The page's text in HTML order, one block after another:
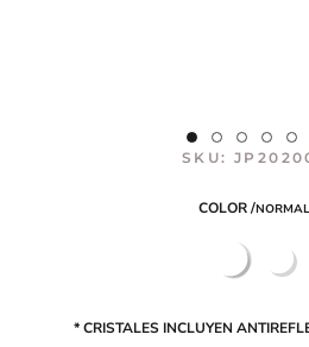
SKU:
COLOR /NORMAL
negro
azul
* CRISTALES INCLUYEN